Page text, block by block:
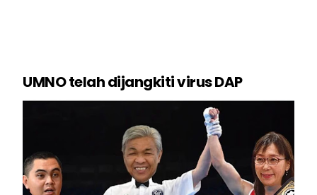
UMNO telah dijangkiti virus DAP